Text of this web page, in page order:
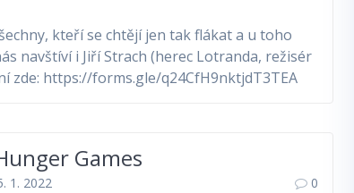
kteří se chtějí jen tak flákat a u toho
navštíví i Jiří Strach (herec Lotranda, režisér
zde: https://forms.gle/q24CfH9nktjdT3TEA
Games
1. 2022 0